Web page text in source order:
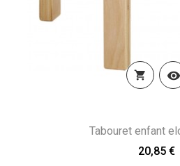
 
Tabouret enfant
20,85 €